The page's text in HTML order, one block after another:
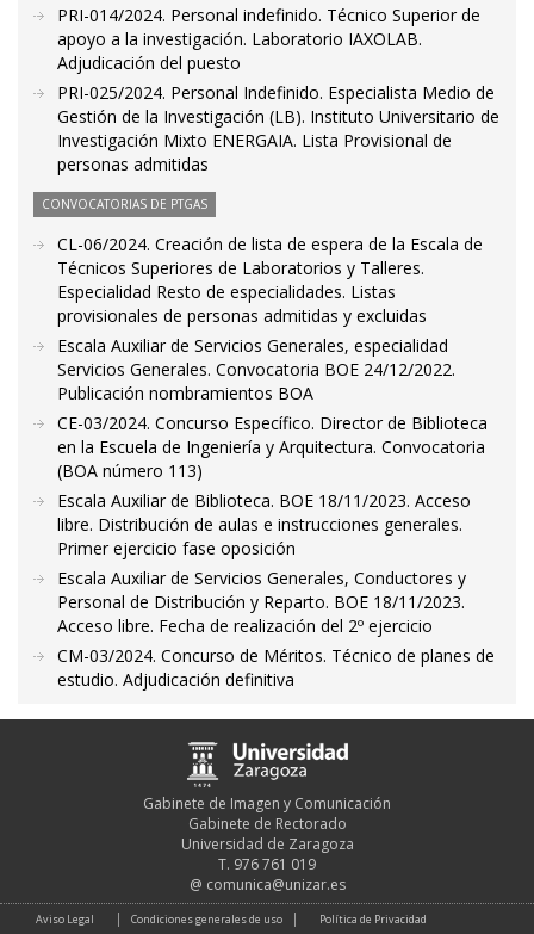
PRI-014/2024. Personal indefinido. Técnico Superior de
apoyo a la investigación. Laboratorio IAXOLAB.
Adjudicación del puesto
PRI-025/2024. Personal Indefinido. Especialista Medio de
Gestión de la Investigación (LB). Instituto Universitario de
Investigación Mixto ENERGAIA. Lista Provisional de
personas admitidas
CONVOCATORIAS DE PTGAS
CL-06/2024. Creación de lista de espera de la Escala de
Técnicos Superiores de Laboratorios y Talleres.
Especialidad Resto de especialidades. Listas
provisionales de personas admitidas y excluidas
Escala Auxiliar de Servicios Generales, especialidad
Servicios Generales. Convocatoria BOE 24/12/2022.
Publicación nombramientos BOA
CE-03/2024. Concurso Específico. Director de Biblioteca
en la Escuela de Ingeniería y Arquitectura. Convocatoria
(BOA número 113)
Escala Auxiliar de Biblioteca. BOE 18/11/2023. Acceso
libre. Distribución de aulas e instrucciones generales.
Primer ejercicio fase oposición
Escala Auxiliar de Servicios Generales, Conductores y
Personal de Distribución y Reparto. BOE 18/11/2023.
Acceso libre. Fecha de realización del 2º ejercicio
CM-03/2024. Concurso de Méritos. Técnico de planes de
estudio. Adjudicación definitiva
Gabinete de Imagen y Comunicación
Gabinete de Rectorado
Universidad de Zaragoza
T. 976 761 019
@ comunica@unizar.es
Aviso Legal Condiciones generales de uso Política de Privacidad